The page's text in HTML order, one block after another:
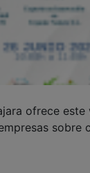
sobre